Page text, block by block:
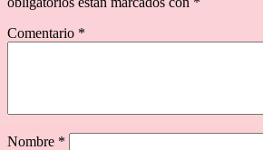
Comentario *
Nombre *